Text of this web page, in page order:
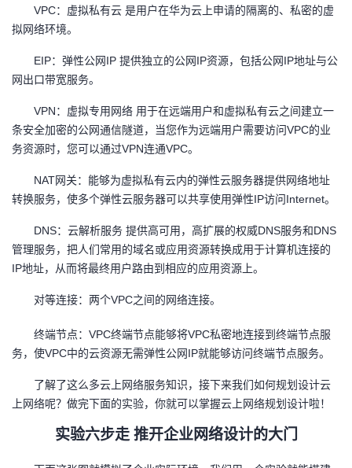
播
活
动
的
关
程
认
证
的
实
我
的
藏
支
持
声
建
VPC：虚拟私有云 是用户在华为云上申请的隔离的、私密的虚
拟网络环境。
EIP：弹性公网IP 提供独立的公网IP资源，包括公网IP地址与公
网出口带宽服务。
VPN：虚拟专用网络 用于在远端用户和虚拟私有云之间建立一
条安全加密的公网通信隧道，当您作为远端用户需要访问VPC的业
务资源时，您可以通过VPN连通VPC。
NAT网关：能够为虚拟私有云内的弹性云服务器提供网络地址
转换服务，使多个弹性云服务器可以共享使用弹性IP访问Internet。
DNS：云解析服务 提供高可用，高扩展的权威DNS服务和DNS
管理服务，把人们常用的域名或应用资源转换成用于计算机连接的
IP地址，从而将最终用户路由到相应的应用资源上。
对等连接：两个VPC之间的网络连接。
终端节点： VPC终端节点能够将VPC私密地连接到终端节点服
务，使VPC中的云资源无需弹性公网IP就能够访问终端节点服务。
了解了这么多云上网络服务知识，接下来我们如何规划设计云
上网络呢？做完下面的实验，你就可以掌握云上网络规划设计啦！
实验六步走 推开企业网络设计的大门